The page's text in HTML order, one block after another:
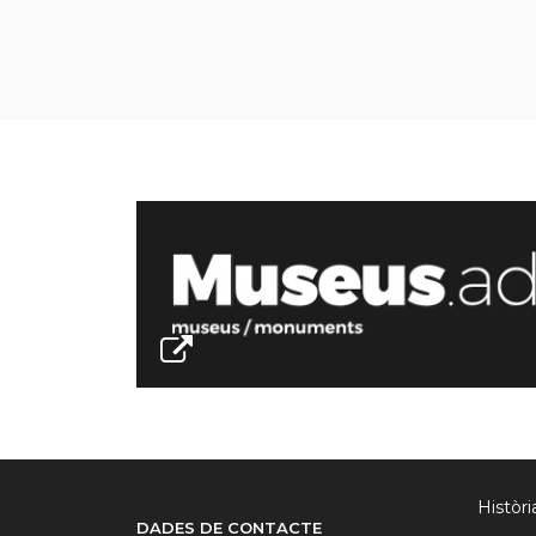
DADES DE CONTACTE